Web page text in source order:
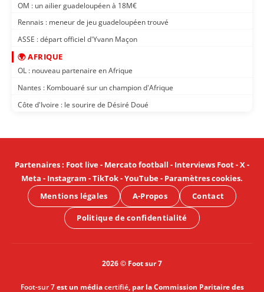
OM : un ailier guadeloupéen à 18M€
Rennais : meneur de jeu guadeloupéen trouvé
ASSE : départ officiel d'Yvann Maçon
🌍 AFRIQUE
OL : nouveau partenaire en Afrique
Nantes : Kombouaré sur un champion d'Afrique
Côte d'Ivoire : le sourire de Désiré Doué
Partenaires: Foot live- Mercato football - Interviews Foot-X-
Meta - Instagram -TikTok-YouTube- Paramètres cookies.
Mentions légales
A-Propos Contact
Politique de confidentialité
2026 © Foot sur 7
Foot-sur 7est un médiacertifié, par la Commission Paritaire des